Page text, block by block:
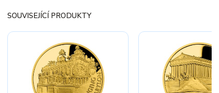
SOUVISEJÍCÍ PRODUKTY